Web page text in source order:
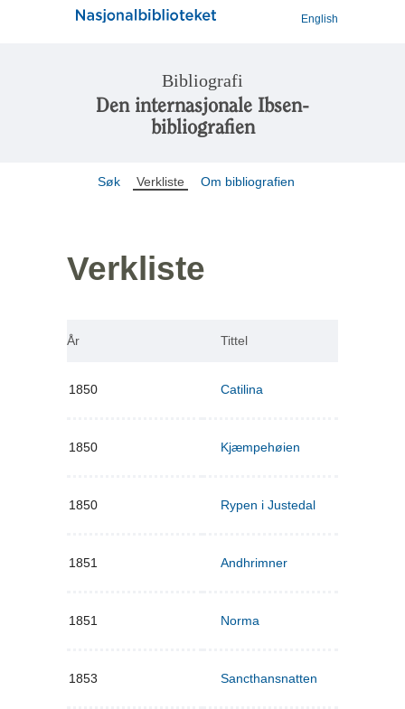
English
Bibliografi
Den internasjonale Ibsen-
bibliografien
Søk Verkliste Om bibliografien
Verkliste
År Tittel
1850 Catilina
1850 Kjæmpehøien
1850 Rypen i Justedal
1851 Andhrimner
1851 Norma
1853 Sancthansnatten